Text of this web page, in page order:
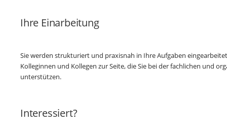
Ihre Einarbeitung
Sie werden strukturiert und praxisnah in Ihre Aufgaben
Kolleginnen und Kollegen zur Seite, die Sie bei der fachlichen und
unterstützen.
Interessiert?